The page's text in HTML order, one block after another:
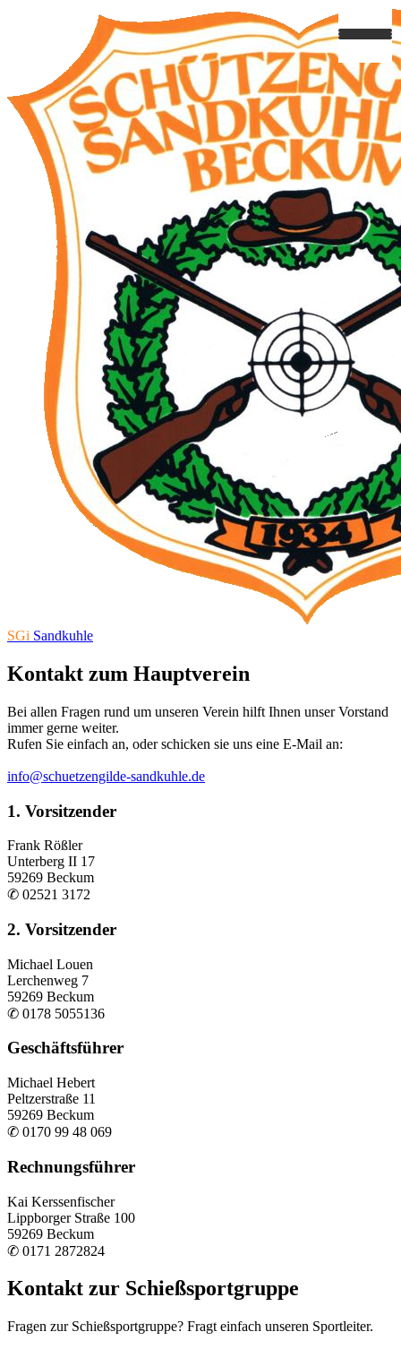
SGi Sandkuhle
Kontakt zum Hauptverein
Bei allen Fragen rund um unseren Verein hilft Ihnen unser Vorstand
immer gerne weiter.
Rufen Sie einfach an, oder schicken sie uns eine E-Mail an:
info@schuetzengilde-sandkuhle.de
1. Vorsitzender
Frank Rößler
Unterberg II 17
59269 Beckum
✆ 02521 3172
2. Vorsitzender
Michael Louen
Lerchenweg 7
59269 Beckum
✆ 0178 5055136
Geschäftsführer
Michael Hebert
Peltzerstraße 11
59269 Beckum
✆ 0170 99 48 069
Rechnungsführer
Kai Kerssenfischer
Lippborger Straße 100
59269 Beckum
✆ 0171 2872824
Kontakt zur Schießsportgruppe
Fragen zur Schießsportgruppe? Fragt einfach unseren Sportleiter.